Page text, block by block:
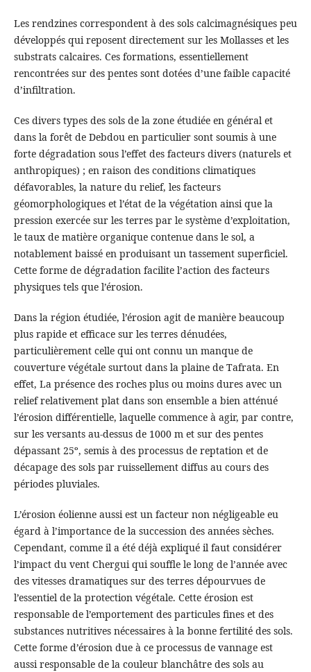
Les rendzines correspondent à des sols calcimagnésiques peu
développés qui reposent directement sur les Mollasses et les
substrats calcaires. Ces formations, essentiellement
rencontrées sur des pentes sont dotées d’une faible capacité
d’infiltration.
Ces divers types des sols de la zone étudiée en général et
dans la forêt de Debdou en particulier sont soumis à une
forte dégradation sous l’effet des facteurs divers (naturels et
anthropiques) ; en raison des conditions climatiques
défavorables, la nature du relief, les facteurs
géomorphologiques et l’état de la végétation ainsi que la
pression exercée sur les terres par le système d’exploitation,
le taux de matière organique contenue dans le sol, a
notablement baissé en produisant un tassement superficiel.
Cette forme de dégradation facilite l’action des facteurs
physiques tels que l’érosion.
Dans la région étudiée, l’érosion agit de manière beaucoup
plus rapide et efficace sur les terres dénudées,
particulièrement celle qui ont connu un manque de
couverture végétale surtout dans la plaine de Tafrata. En
effet, La présence des roches plus ou moins dures avec un
relief relativement plat dans son ensemble a bien atténué
l’érosion différentielle, laquelle commence à agir, par contre,
sur les versants au-dessus de 1000 m et sur des pentes
dépassant 25º, semis à des processus de reptation et de
décapage des sols par ruissellement diffus au cours des
périodes pluviales.
L’érosion éolienne aussi est un facteur non négligeable eu
égard à l’importance de la succession des années sèches.
Cependant, comme il a été déjà expliqué il faut considérer
l’impact du vent Chergui qui souffle le long de l’année avec
des vitesses dramatiques sur des terres dépourvues de
l’essentiel de la protection végétale. Cette érosion est
responsable de l’emportement des particules fines et des
substances nutritives nécessaires à la bonne fertilité des sols.
Cette forme d’érosion due à ce processus de vannage est
aussi responsable de la couleur blanchâtre des sols au